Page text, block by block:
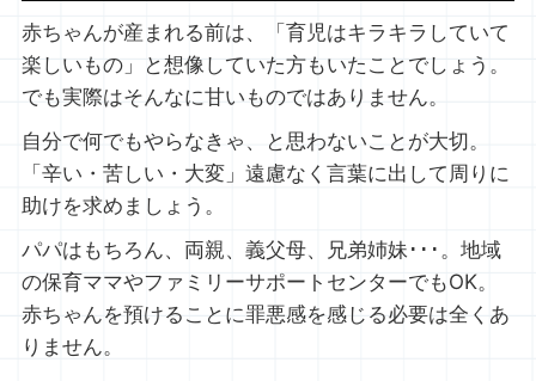
赤ちゃんが産まれる前は、「育児はキラキラしていて
楽しいもの」と想像していた方もいたことでしょう。
でも実際はそんなに甘いものではありません。
自分で何でもやらなきゃ、と思わないことが大切。
「辛い・苦しい・大変」遠慮なく言葉に出して周りに
助けを求めましょう。
パパはもちろん、両親、義父母、兄弟姉妹･･･。地域
の保育ママやファミリーサポートセンターでもOK。
赤ちゃんを預けることに罪悪感を感じる必要は全くあ
りません。